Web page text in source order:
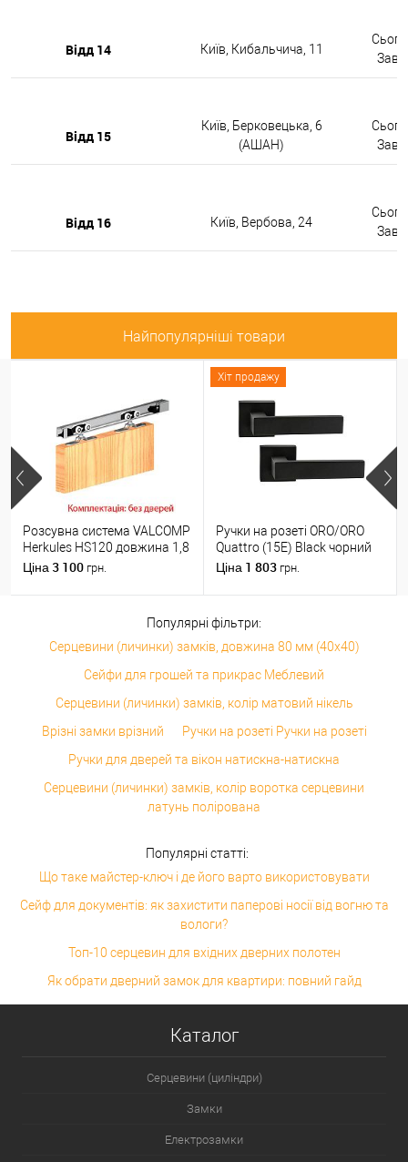
Відд 14 Київ, Кибальчича, 11
Відд 15
Київ, Берковецька, 6
(АШАН)
Відд 16 Київ, Вербова, 24
Найпопулярніші товари
Розсувна система VALCOMP
Herkules HS120 довжина 1,8
м на 1 полотно вагою до
Ціна 3 100 грн.
Хіт продажу
Ручки на розеті ORO/ORO
Quattro (15E) Black чорний
матовий
Ціна 1 803 грн.
Популярні фільтри:
Серцевини (личинки) замків, довжина 80 мм (40x40)
Сейфи для грошей та прикрас Меблевий
Серцевини (личинки) замків, колір матовий нікель
Врізні замки врізний
Ручки на розеті Ручки на розеті
Ручки для дверей та вікон натискна-натискна
Серцевини (личинки) замків, колір воротка серцевини
латунь полірована
Популярні статті:
Що таке майстер-ключ і де його варто використовувати
Сейф для документів: як захистити паперові носії від вогню та
вологи?
Топ-10 серцевин для вхідних дверних полотен
Як обрати дверний замок для квартири: повний гайд
Каталог
Серцевини (циліндри)
Замки
Електрозамки